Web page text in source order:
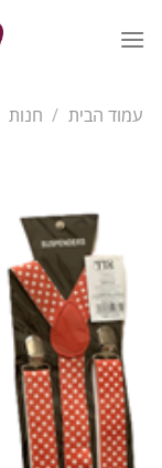
עמוד הבית / חנות